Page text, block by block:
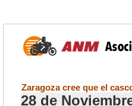
Zaragoza cree que el
28 de